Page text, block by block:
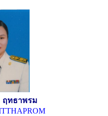
ฤทธาพรม